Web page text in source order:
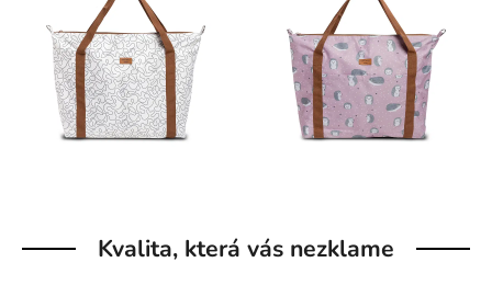
Kvalita, která vás nezklame